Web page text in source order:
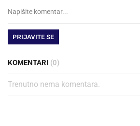
PRIJAVITE SE
KOMENTARI (0)
Trenutno nema komentara.